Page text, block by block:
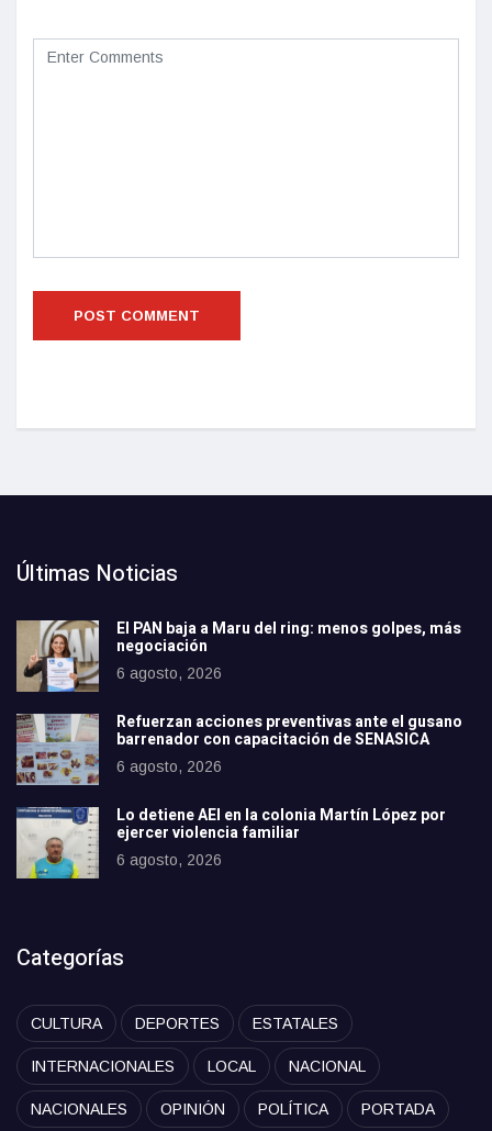
Últimas Noticias
El PAN baja a Maru del ring: menos golpes, más
negociación
6 agosto, 2026
Refuerzan acciones preventivas ante el gusano
barrenador con capacitación de SENASICA
6 agosto, 2026
Lo detiene AEI en la colonia Martín López por
ejercer violencia familiar
6 agosto, 2026
Categorías
CULTURA DEPORTES ESTATALES
INTERNACIONALES LOCAL NACIONAL
NACIONALES OPINIÓN POLÍTICA PORTADA